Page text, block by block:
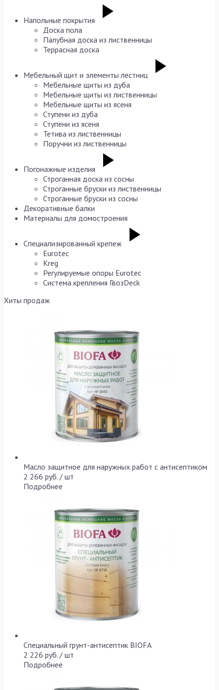
Напольные покрытия
Доска пола
Палубная доска из лиственницы
Террасная доска
Мебельный щит и элементы лестниц
Мебельные щиты из дуба
Мебельные щиты из лиственницы
Мебельные щиты из ясеня
Ступени из дуба
Ступени из ясеня
Тетива из лиственницы
Поручни из лиственницы
Погонажные изделия
Строганная доска из сосны
Строганные бруски из лиственницы
Строганные бруски из сосны
Декоративные балки
Материалы для домостроения
Специализированный крепеж
Eurotec
Kreg
Регулируемые опоры Eurotec
Система крепления ГвозDeck
Хиты продаж
Масло защитное для наружных работ с антисептиком
2 266 руб. / шт
Подробнее
Специальный грунт-антисептик BIOFA
2 226 руб. / шт
Подробнее